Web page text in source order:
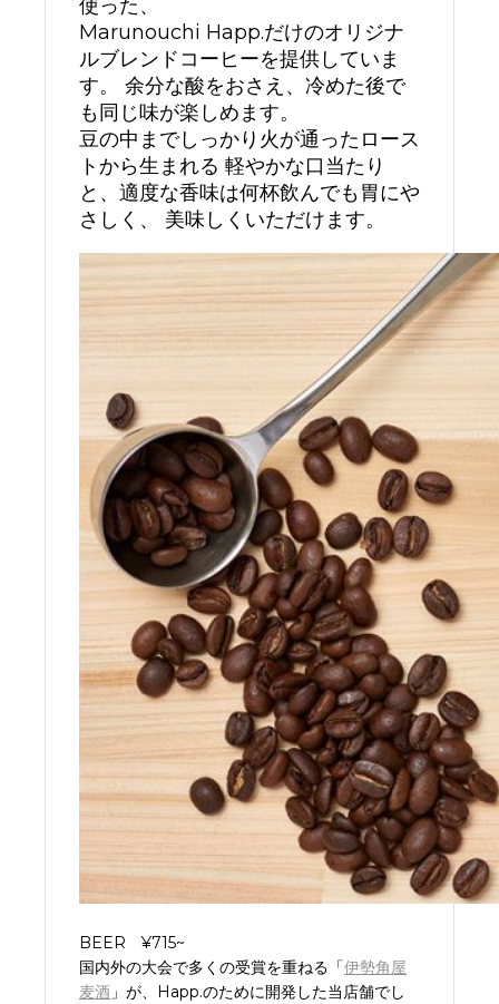
使った、
Marunouchi Happ.だけのオリジナ
ルブレンドコーヒーを提供していま
す。 余分な酸をおさえ、冷めた後で
も同じ味が楽しめます。
豆の中までしっかり火が通ったロース
トから生まれる 軽やかな口当たり
と、適度な香味は何杯飲んでも胃にや
さしく、 美味しくいただけます。
BEER ¥715~
国内外の大会で多くの受賞を重ねる「伊勢角屋
麦酒 」が、Happ.のために開発した当店舗でし